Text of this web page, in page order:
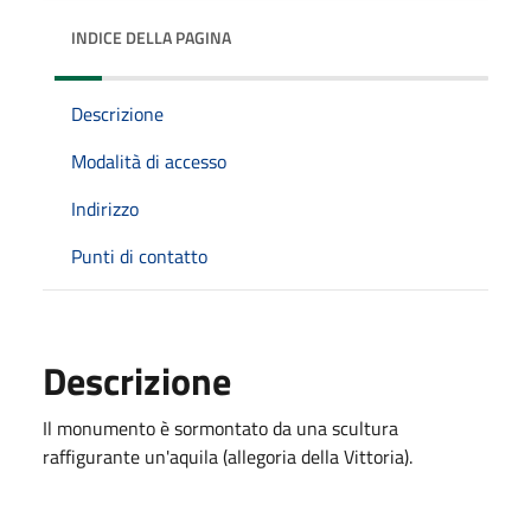
INDICE DELLA PAGINA
Descrizione
Modalità di accesso
Indirizzo
Punti di contatto
Descrizione
Il monumento è sormontato da una scultura
raffigurante un'aquila (allegoria della Vittoria).